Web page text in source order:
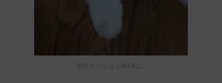
突然テンションMAXに♪